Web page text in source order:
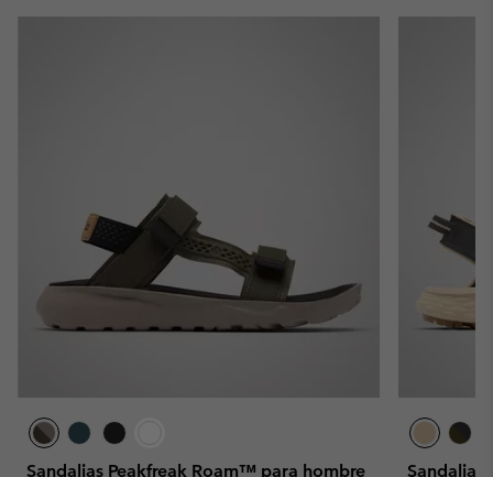
Sandalias Peakfreak Roam™ para hombre
Sandalias